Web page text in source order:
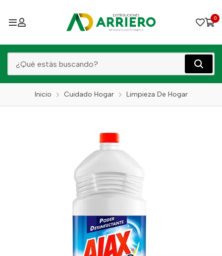
0
Inicio Cuidado Hogar Limpieza De Hogar